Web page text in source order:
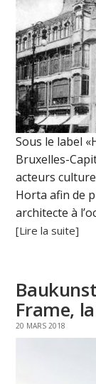
Sous le label
Bruxelles-
acteurs
Horta afin de
architecte à
[Lire la suite]
Frame,
20 MARS 2018